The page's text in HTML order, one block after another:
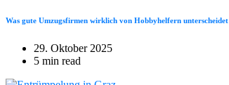
Was gute Umzugsfirmen wirklich von Hobbyhelfern unterscheidet
29. Oktober 2025
5 min read